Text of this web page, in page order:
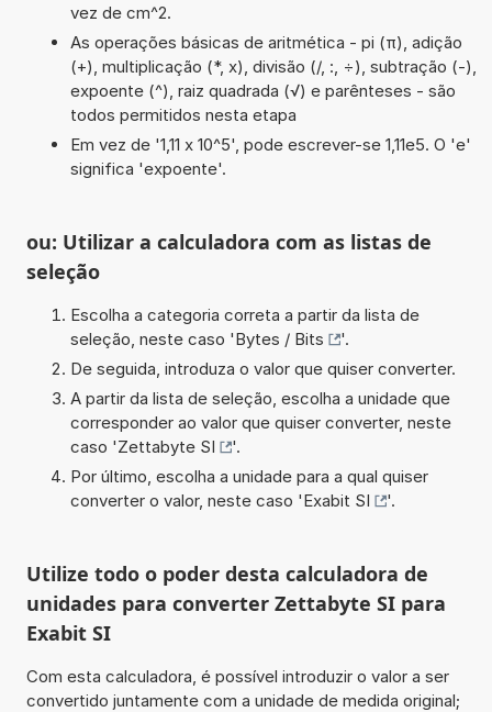
vez de cm^2.
As operações básicas de aritmética - pi (π), adição
(+), multiplicação (*, x), divisão (/, :, ÷), subtração (-),
expoente (^), raiz quadrada (√) e parênteses - são
todos permitidos nesta etapa
Em vez de '1,11 x 10^5', pode escrever-se 1,11e5. O 'e'
significa 'expoente'.
ou: Utilizar a calculadora com as listas de
seleção
Escolha a categoria correta a partir da lista de
seleção, neste caso 'Bytes / Bits
'.
De seguida, introduza o valor que quiser converter.
A partir da lista de seleção, escolha a unidade que
corresponder ao valor que quiser converter, neste
caso 'Zettabyte SI
'.
Por último, escolha a unidade para a qual quiser
converter o valor, neste caso 'Exabit SI '.
Utilize todo o poder desta calculadora de
unidades para converter Zettabyte SI para
Exabit SI
Com esta calculadora, é possível introduzir o valor a ser
convertido juntamente com a unidade de medida original;